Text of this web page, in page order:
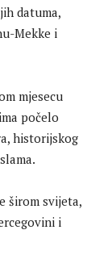
datuma,
Mekke i
mjesecu
počelo
historijskog
širom svijeta,
i